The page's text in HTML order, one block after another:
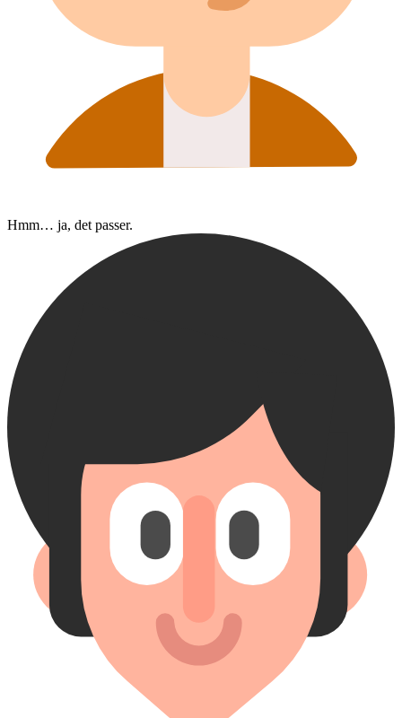
Hmm… ja, det passer.